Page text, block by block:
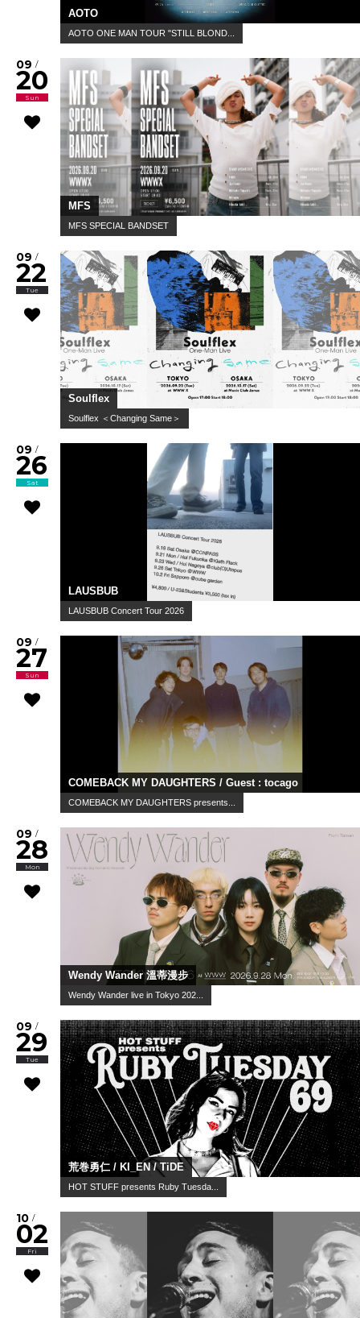
AOTO
AOTO ONE MAN TOUR "STILL BLOND...
09 /
20
Sun
MFS
MFS SPECIAL BANDSET
09 /
22
Tue
Soulflex
Soulflex ＜Changing Same＞
09 /
26
Sat
LAUSBUB
LAUSBUB Concert Tour 2026
09 /
27
Sun
COMEBACK MY DAUGHTERS / Guest : tocago
COMEBACK MY DAUGHTERS presents...
09 /
28
Mon
Wendy Wander 溫蒂漫步
Wendy Wander live in Tokyo 202...
09 /
29
Tue
荒巻勇仁 / KI_EN / TiDE
HOT STUFF presents Ruby Tuesda...
10 /
02
Fri